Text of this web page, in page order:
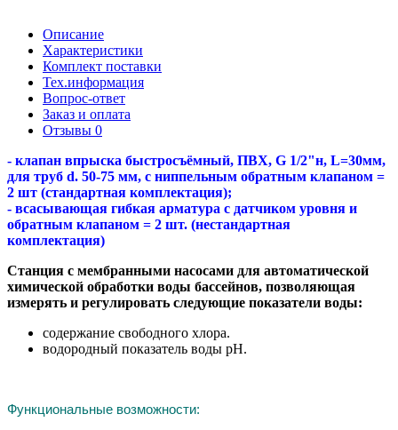
Описание
Характеристики
Комплект поставки
Тех.информация
Вопрос-ответ
Заказ и оплата
Отзывы 0
- клапан впрыска быстросъёмный, ПВХ, G 1/2"н, L=30мм,
для труб d. 50-75 мм, с ниппельным обратным клапаном =
2 шт (стандартная комплектация);
- всасывающая гибкая арматура с датчиком уровня и
обратным клапаном = 2 шт. (нестандартная
комплектация)
Станция с мембранными насосами для автоматической
химической обработки воды бассейнов, позволяющая
измерять и регулировать следующие показатели воды:
содержание свободного хлора.
водородный показатель воды рН.
Функциональные возможности: